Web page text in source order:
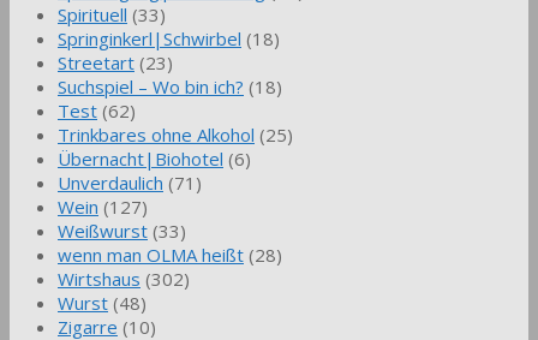
Spirituell (33)
Springinkerl|Schwirbel (18)
Streetart (23)
Suchspiel – Wo bin ich? (18)
Test (62)
Trinkbares ohne Alkohol (25)
Übernacht|Biohotel (6)
Unverdaulich (71)
Wein (127)
Weißwurst (33)
wenn man OLMA heißt (28)
Wirtshaus (302)
Wurst (48)
Zigarre (10)